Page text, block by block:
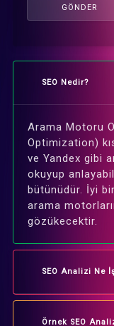
GÖNDER
SEO Nedir?
Arama Motoru
Optimization)
ve Yandex gibi
okuyup
bütünüdür. İyi
arama
gözükecektir.
SEO Analizi Ne
Örnek SEO